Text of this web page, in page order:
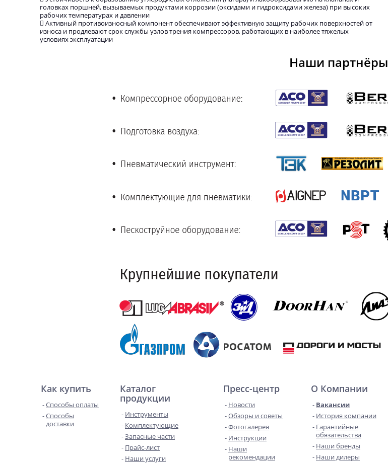
головках поршней, вызываемых продуктами коррозии (оксидами и гидроксидами железа) при высоких
рабочих температурах и давлении
 Активный противоизносный компонент обеспечивают эффективную защиту рабочих поверхностей от
износа и продлевают срок службы узлов трения компрессоров, работающих в наиболее тяжелых
условиях эксплуатации
Наши партнёры
Как купить
Способы оплаты
Способы
доставки
Каталог
продукции
Инструменты
Комплектующие
Запасные части
Прайс-лист
Наши услуги
Пресс-центр
Новости
Обзоры и советы
Фотогалерея
Инструкции
Наши
рекомендации
О Компании
Вакансии
История компании
Гарантийные
обязательства
Наши бренды
Наши дилеры